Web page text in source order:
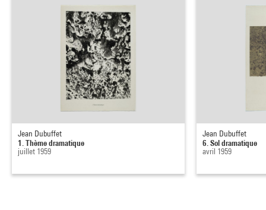
Jean Dubuffet
1. Thème dramatique
juillet 1959
Jean Dubuffet
6. Sol dramatique
avril 1959